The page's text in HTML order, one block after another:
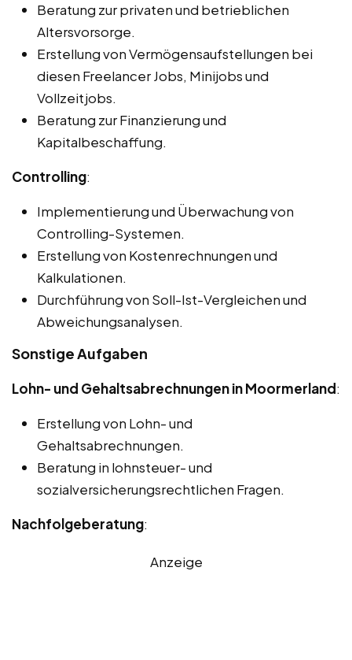
Beratung zur privaten und betrieblichen
Altersvorsorge.
Erstellung von Vermögensaufstellungen bei
diesen Freelancer Jobs, Minijobs und
Vollzeitjobs.
Beratung zur Finanzierung und
Kapitalbeschaffung.
Controlling:
Implementierung und Überwachung von
Controlling-Systemen.
Erstellung von Kostenrechnungen und
Kalkulationen.
Durchführung von Soll-Ist-Vergleichen und
Abweichungsanalysen.
Sonstige Aufgaben
Lohn- und Gehaltsabrechnungen in Moormerland:
Erstellung von Lohn- und
Gehaltsabrechnungen.
Beratung in lohnsteuer- und
sozialversicherungsrechtlichen Fragen.
Nachfolgeberatung:
Anzeige